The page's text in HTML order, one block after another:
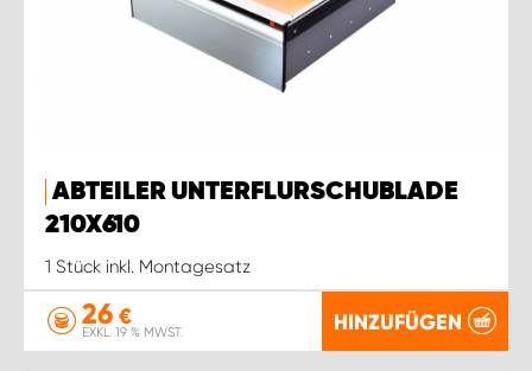
ABTEILER UNTERFLURSCHUBLADE
210X610
1 Stück inkl. Montagesatz
26 €
EXKL. 19 % MWST. HINZUFÜGEN